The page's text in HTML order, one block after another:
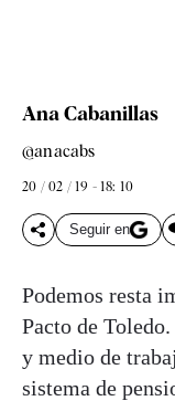
Ana Cabanillas
@anacabs
20 / 02 / 19 - 18: 10
Seguir en
Podemos resta
Pacto de
y medio de
sistema de